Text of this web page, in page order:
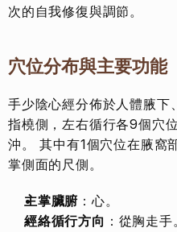
次的自我修復與調節。
穴位分布與主要功能
手少陰心經分佈於人體腋下
指橈側，左右循行各9個穴
沖。 其中有1個穴位在腋窩
掌側面的尺側。
主掌臟腑 ：心。
經絡循行方向 ：從胸走手